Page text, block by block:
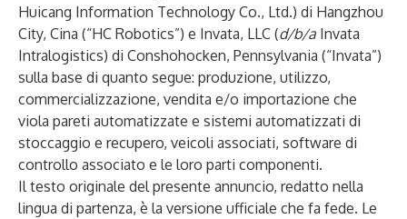
Huicang Information Technology Co., Ltd.) di Hangzhou
City, Cina (“HC Robotics”) e Invata, LLC (d/b/a Invata
Intralogistics) di Conshohocken, Pennsylvania (“Invata”)
sulla base di quanto segue: produzione, utilizzo,
commercializzazione, vendita e/o importazione che
viola pareti automatizzate e sistemi automatizzati di
stoccaggio e recupero, veicoli associati, software di
controllo associato e le loro parti componenti.
Il testo originale del presente annuncio, redatto nella
lingua di partenza, è la versione ufficiale che fa fede. Le